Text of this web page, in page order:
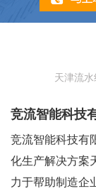
天津流
竞流智能科技
竞流智能科技有
化生产解决方案
力于帮助制造企